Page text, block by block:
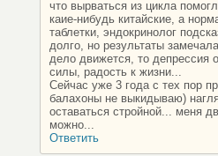
что вырваться из цикла
каие-нибудь китайские, а
таблетки, эндокринолог
долго, но результаты
дело движется, то депрессия
силы, радость к жизни...
Сейчас уже 3 года с тех пор
балахоны не выкидываю)
оставаться стройной... меня
можно...
Ответить